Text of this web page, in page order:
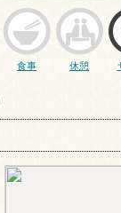
食事 休憩